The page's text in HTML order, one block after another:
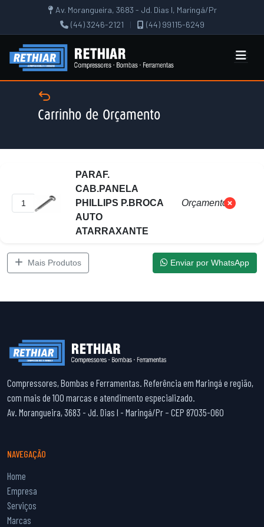
Av. Morangueira, 3683 - Jd. Dias I, Maringá/Pr
(44) 3246-2121
| (44) 99115-6249
Carrinho de Orçamento
PARAF.
CAB.PANELA
PHILLIPS P.BROCA
AUTO
ATARRAXANTE
Orçamento
Mais Produtos Enviar por WhatsApp
Compressores, Bombas e Ferramentas. Referência em Maringá e região,
com mais de 100 marcas e atendimento especializado.
Av. Morangueira, 3683 - Jd. Dias I - Maringá/Pr – CEP 87035-060
NAVEGAÇÃO
Home
Empresa
Serviços
Marcas